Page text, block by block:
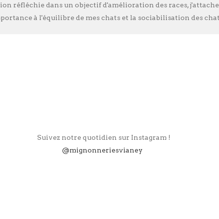
réfléchie dans un objectif d'amélioration des races,
à l'équilibre de mes chats et la sociabilisation des
Suivez notre quotidien sur Instagram !
@mignonneriesvianey